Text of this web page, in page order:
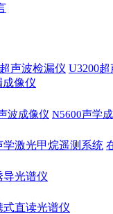
声波检漏仪 U3200
像仪
波成像仪 N5600声学
学激光甲烷遥测系统
导光谱仪
式直读光谱仪